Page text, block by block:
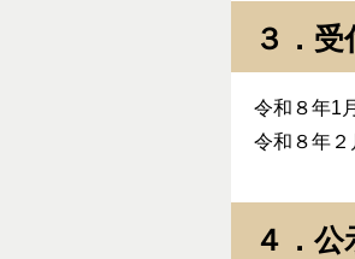
３．受
令和８年1
令和８年２
４．公